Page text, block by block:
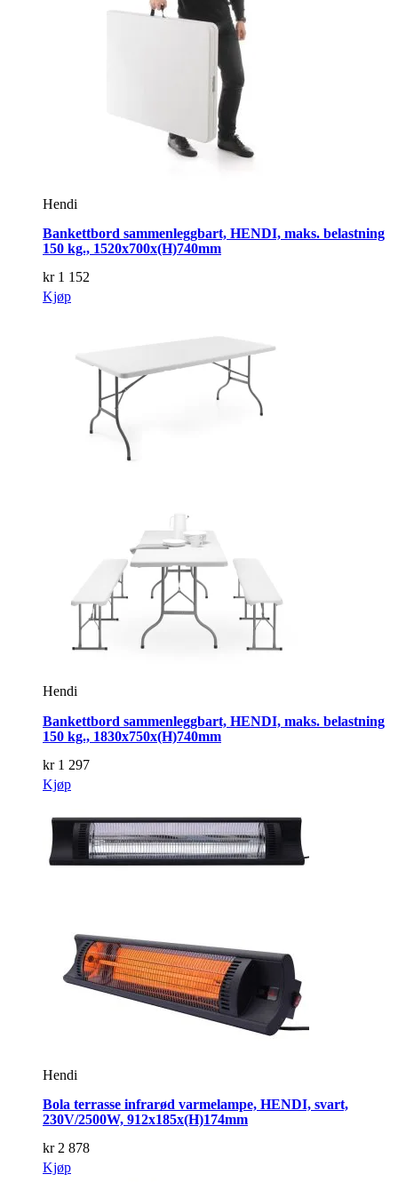
Hendi
Bankettbord sammenleggbart, HENDI, maks. belastning
150 kg., 1520x700x(H)740mm
kr1 152
Kjøp
Hendi
Bankettbord sammenleggbart, HENDI, maks. belastning
150 kg., 1830x750x(H)740mm
kr1 297
Kjøp
Hendi
Bola terrasse infrarød varmelampe, HENDI, svart,
230V/2500W, 912x185x(H)174mm
kr2 878
Kjøp